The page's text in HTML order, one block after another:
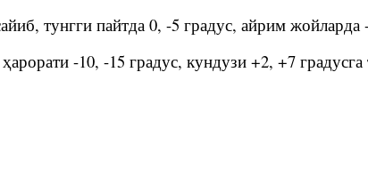
тунгги пайтда 0, -5 градус, айрим
-10, -15 градус, кундузи +2, +7 градусга